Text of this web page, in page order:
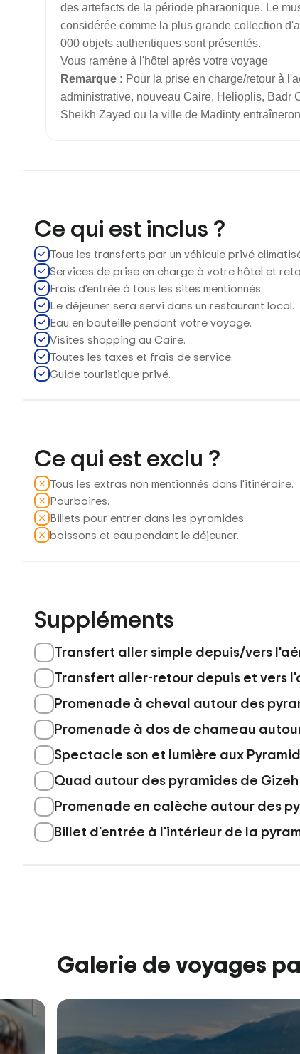
des artefacts de la période pharaonique. Le
considérée comme la plus grande collection
000 objets authentiques sont présentés.
Vous ramène à l'hôtel après votre voyage
Remarque : Pour la prise en charge/retour à
administrative, nouveau Caire, Helioplis, Badr
Sheikh Zayed ou la ville de Madinty
Ce qui est inclus ?
Tous les transferts par un véhicule privé
Services de prise en charge à votre hôtel et
Frais d'entrée à tous les sites mentionnés.
Le déjeuner sera servi dans un restaurant local.
Eau en bouteille pendant votre voyage.
Visites shopping au Caire.
Toutes les taxes et frais de service.
Guide touristique privé.
Ce qui est exclu ?
Tous les extras non mentionnés dans l'itinéraire.
Pourboires.
Billets pour entrer dans les pyramides
boissons et eau pendant le déjeuner.
Suppléments
Transfert aller simple depuis/vers
Transfert aller-retour depuis et vers
Promenade à cheval autour des
Promenade à dos de chameau
Spectacle son et lumière aux
Quad autour des pyramides de Gizeh
Promenade en calèche autour des
Billet d'entrée à l'intérieur de la
Galerie de voyages